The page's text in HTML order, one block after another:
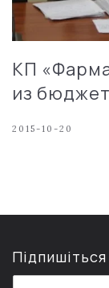
КП
из
2015-10-20